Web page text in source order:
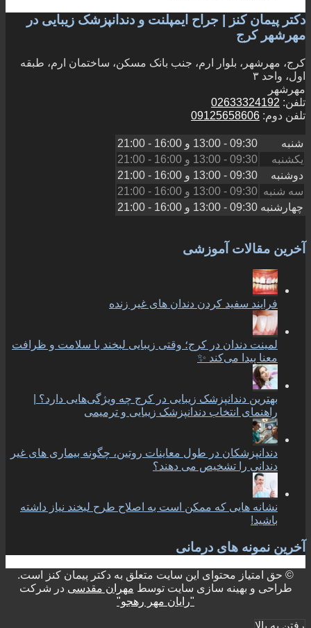
دکتر پیمان کنز | جراح ایمپلنت و دندانپزشک زیبایی در
مهرشهر کرج
کرج، مهرشهر، بلوار ارم، جنب بانک مسکن، ساختمان ارم، طبقه
اول، واحد ۳
مهرشهر
تلفن: 02633324192
تلفن دوم: 09125658606
شنبه 09:30 - 13:00 و 16:00 - 21:00
یکشنبه
09:30 - 13:00 و 16:00 - 21:00
دوشنبه
09:30 - 13:00 و 16:00 - 21:00
سه شنبه 09:30 - 13:00 و 16:00 - 21:00
چهارشنبه 09:30 - 13:00 و 16:00 - 21:00
آخرین مقالات آموزشی
فرایند سفید کردن دندان های غیر زنده
لمینت دندان در کرج؛ وقتی زیبایی لبخند با سلامت و ظرافت
معنا پیدا می‌کند ✨
بهترین دندانپزشک زیبایی در کرج چه ویژگی‌هایی دارد؟ |
راهنمای انتخاب دندانپزشک زیبایی و ترمیمی
دندانپزشکان در طول معاینات روتین، چگونه بیماری های غیر
دندانی را تشخیص می دهند؟
نشانه هایی که ممکن است به اصلاح طرح لبخند نیاز داشته
باشید!
آخرین نمونه های درمانی
© حق امتیاز محتوای این سایت متعلق به دکتر پیمان کنز است.
طراحی و بهینه سازی سایت توسط مهران مقدسی در شرکت
"رایان مهر رهجو"
رفتن به بالا